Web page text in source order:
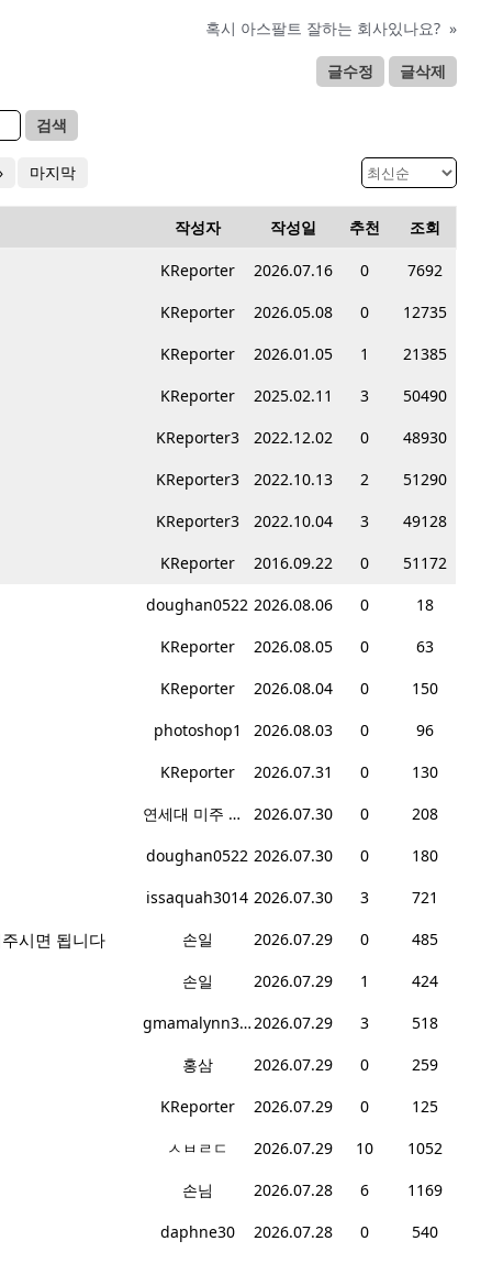
혹시 아스팔트 잘하는 회사있나요? »
글수정 글삭제
검색
마지막
작성자 작성일 추천 조회
KReporter 2026.07.16 0
7692
KReporter 2026.05.08 0
12735
KReporter 2026.01.05 1
21385
KReporter 2025.02.11 3
50490
KReporter3 2022.12.02 0
48930
KReporter3 2022.10.13 2
51290
KReporter3 2022.10.04 3
49128
KReporter 2016.09.22 0
51172
doughan0522 2026.08.06 0
18
KReporter 2026.08.05 0
63
KReporter 2026.08.04 0
150
photoshop1 2026.08.03 0
96
KReporter 2026.07.31 0
130
연세대 미주 총동문회 2026.07.30 0
208
doughan0522 2026.07.30 0
180
issaquah3014 2026.07.30 3
721
시면 됩니다 손일 2026.07.29 0
485
손일 2026.07.29 1
424
gmamalynn3782026.07.29 3
518
홍삼 2026.07.29 0
259
KReporter 2026.07.29 0
125
ㅅㅂㄹㄷ 2026.07.29 10
1052
손님 2026.07.28 6
1169
daphne30 2026.07.28 0
540